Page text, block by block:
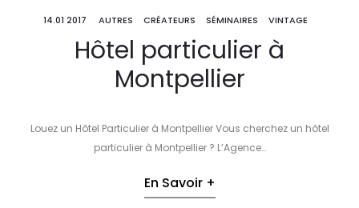
14.01 2017 AUTRES CRÉATEURS SÉMINAIRES VINTAGE
Hôtel particulier à
Montpellier
Louez un Hôtel Particulier à Montpellier Vous cherchez un hôtel
particulier à Montpellier ? L’Agence…
En Savoir +